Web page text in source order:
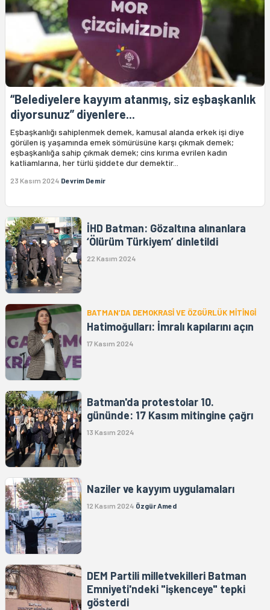
“Belediyelere kayyım atanmış, siz eşbaşkanlık
diyorsunuz” diyenlere...
Eşbaşkanlığı sahiplenmek demek, kamusal alanda erkek işi diye
görülen iş yaşamında emek sömürüsüne karşı çıkmak demek;
eşbaşkanlığa sahip çıkmak demek; cins kırıma evrilen kadın
katliamlarına, her türlü şiddete dur demektir...
23 Kasım 2024 Devrim Demir
İHD Batman: Gözaltına alınanlara
‘Ölürüm Türkiyem’ dinletildi
22 Kasım 2024
BATMAN’DA DEMOKRASİ VE ÖZGÜRLÜK MİTİNGİ
Hatimoğulları: İmralı kapılarını açın
17 Kasım 2024
Batman'da protestolar 10.
gününde: 17 Kasım mitingine çağrı
13 Kasım 2024
Naziler ve kayyım uygulamaları
12 Kasım 2024 Özgür Amed
DEM Partili milletvekilleri Batman
Emniyeti'ndeki "işkenceye" tepki
gösterdi